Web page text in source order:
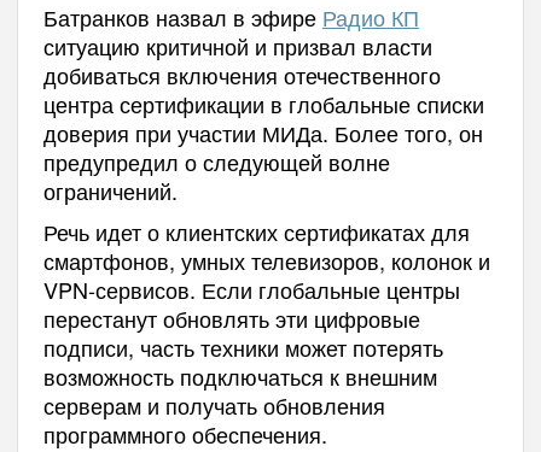
Батранков назвал в эфире Радио КП
ситуацию критичной и призвал власти
добиваться включения отечественного
центра сертификации в глобальные списки
доверия при участии МИДа. Более того, он
предупредил о следующей волне
ограничений.
Речь идет о клиентских сертификатах для
смартфонов, умных телевизоров, колонок и
VPN-сервисов. Если глобальные центры
перестанут обновлять эти цифровые
подписи, часть техники может потерять
возможность подключаться к внешним
серверам и получать обновления
программного обеспечения.